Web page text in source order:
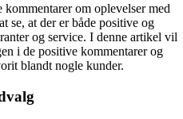
om oplevelser med
se, at der er både positive og
og service. I denne artikel vil
i de positive kommentarer og
blandt nogle kunder.